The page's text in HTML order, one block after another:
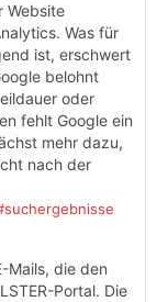
Website
Was für
ist, erschwert
belohnt
oder
fehlt Google ein
mehr dazu,
nach der
Mails, die den
Portal. Die